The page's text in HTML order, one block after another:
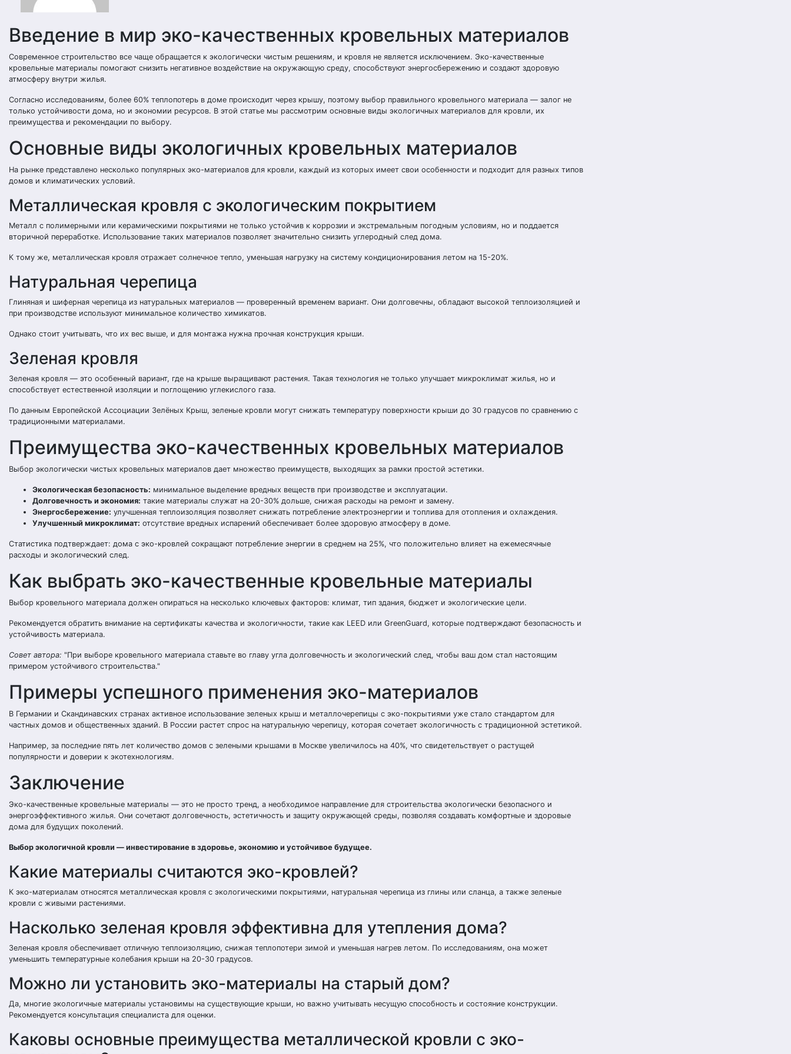
Введение в мир эко-качественных кровельных материалов
Современное строительство все чаще обращается к экологически чистым решениям, и кровля не является исключением. Эко-качественные
кровельные материалы помогают снизить негативное воздействие на окружающую среду, способствуют энергосбережению и создают здоровую
атмосферу внутри жилья.
Согласно исследованиям, более 60% теплопотерь в доме происходит через крышу, поэтому выбор правильного кровельного материала — залог не
только устойчивости дома, но и экономии ресурсов. В этой статье мы рассмотрим основные виды экологичных материалов для кровли, их
преимущества и рекомендации по выбору.
Основные виды экологичных кровельных материалов
На рынке представлено несколько популярных эко-материалов для кровли, каждый из которых имеет свои особенности и подходит для разных типов
домов и климатических условий.
Металлическая кровля с экологическим покрытием
Металл с полимерными или керамическими покрытиями не только устойчив к коррозии и экстремальным погодным условиям, но и поддается
вторичной переработке. Использование таких материалов позволяет значительно снизить углеродный след дома.
К тому же, металлическая кровля отражает солнечное тепло, уменьшая нагрузку на систему кондиционирования летом на 15-20%.
Натуральная черепица
Глиняная и шиферная черепица из натуральных материалов — проверенный временем вариант. Они долговечны, обладают высокой теплоизоляцией и
при производстве используют минимальное количество химикатов.
Однако стоит учитывать, что их вес выше, и для монтажа нужна прочная конструкция крыши.
Зеленая кровля
Зеленая кровля — это особенный вариант, где на крыше выращивают растения. Такая технология не только улучшает микроклимат жилья, но и
способствует естественной изоляции и поглощению углекислого газа.
По данным Европейской Ассоциации Зелёных Крыш, зеленые кровли могут снижать температуру поверхности крыши до 30 градусов по сравнению с
традиционными материалами.
Преимущества эко-качественных кровельных материалов
Выбор экологически чистых кровельных материалов дает множество преимуществ, выходящих за рамки простой эстетики.
Экологическая безопасность: минимальное выделение вредных веществ при производстве и эксплуатации.
Долговечность и экономия: такие материалы служат на 20-30% дольше, снижая расходы на ремонт и замену.
Энергосбережение: улучшенная теплоизоляция позволяет снижать потребление электроэнергии и топлива для отопления и охлаждения.
Улучшенный микроклимат: отсутствие вредных испарений обеспечивает более здоровую атмосферу в доме.
Статистика подтверждает: дома с эко-кровлей сокращают потребление энергии в среднем на 25%, что положительно влияет на ежемесячные
расходы и экологический след.
Как выбрать эко-качественные кровельные материалы
Выбор кровельного материала должен опираться на несколько ключевых факторов: климат, тип здания, бюджет и экологические цели.
Рекомендуется обратить внимание на сертификаты качества и экологичности, такие как LEED или GreenGuard, которые подтверждают безопасность и
устойчивость материала.
Совет автора:
При выборе кровельного материала ставьте во главу угла долговечность и экологический след, чтобы ваш дом стал настоящим
примером устойчивого строительства.
Примеры успешного применения эко-материалов
В Германии и Скандинавских странах активное использование зеленых крыш и металлочерепицы с эко-покрытиями уже стало стандартом для
частных домов и общественных зданий. В России растет спрос на натуральную черепицу, которая сочетает экологичность с традиционной эстетикой.
Например, за последние пять лет количество домов с зелеными крышами в Москве увеличилось на 40%, что свидетельствует о растущей
популярности и доверии к экотехнологиям.
Заключение
Эко-качественные кровельные материалы — это не просто тренд, а необходимое направление для строительства экологически безопасного и
энергоэффективного жилья. Они сочетают долговечность, эстетичность и защиту окружающей среды, позволяя создавать комфортные и здоровые
дома для будущих поколений.
Выбор экологичной кровли — инвестирование в здоровье, экономию и устойчивое будущее.
Какие материалы считаются эко-кровлей?
К эко-материалам относятся металлическая кровля с экологическими покрытиями, натуральная черепица из глины или сланца, а также зеленые
кровли с живыми растениями.
Насколько зеленая кровля эффективна для утепления дома?
Зеленая кровля обеспечивает отличную теплоизоляцию, снижая теплопотери зимой и уменьшая нагрев летом. По исследованиям, она может
уменьшить температурные колебания крыши на 20-30 градусов.
Можно ли установить эко-материалы на старый дом?
Да, многие экологичные материалы установимы на существующие крыши, но важно учитывать несущую способность и состояние конструкции.
Рекомендуется консультация специалиста для оценки.
Каковы основные преимущества металлической кровли с эко-